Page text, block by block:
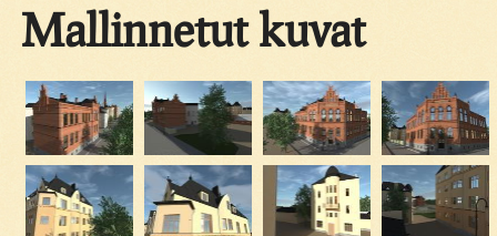
Mallinnetut kuvat